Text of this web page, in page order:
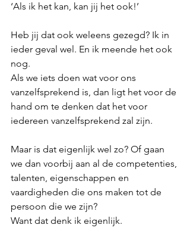
‘Als ik het kan, kan jij het ook!’
Heb jij dat ook weleens gezegd? Ik in
ieder geval wel. En ik meende het ook
nog.
Als we iets doen wat voor ons
vanzelfsprekend is, dan ligt het voor de
hand om te denken dat het voor
iedereen vanzelfsprekend zal zijn.
Maar is dat eigenlijk wel zo? Of gaan
we dan voorbij aan al de competenties,
talenten, eigenschappen en
vaardigheden die ons maken tot de
persoon die we zijn?
Want dat denk ik eigenlijk.